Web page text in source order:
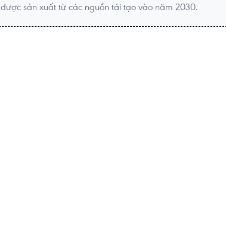
được sản xuất từ các nguồn tái tạo vào năm 2030.